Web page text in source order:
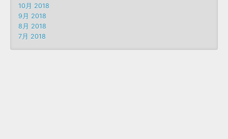
10月 2018
9月 2018
8月 2018
7月 2018